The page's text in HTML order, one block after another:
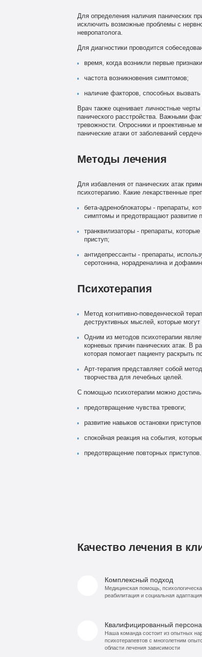
Для определения наличия панических
исключить возможные проблемы с
невропатолога.
Для диагностики проводится
время, когда возникли первые
частота возникновения симптомов;
наличие факторов, способных вызвать
Врач также оценивает личностные
панического расстройства. Важными
тревожности. Опросники и проективные
панические атаки от заболеваний
Методы лечения
Для избавления от панических атак
психотерапию. Какие лекарственные
бета-адреноблокаторы - препараты,
симптомы и предотвращают развитие
транквилизаторы - препараты,
приступ;
антидепрессанты - препараты,
серотонина, норадреналина и
Психотерапия
Метод когнитивно-поведенческой
деструктивных мыслей, которые могут
Одним из методов психотерапии
корневых причин панических атак. В
которая помогает пациенту раскрыть
Арт-терапия представляет собой
творчества для лечебных целей.
С помощью психотерапии можно
предотвращение чувства тревоги;
развитие навыков остановки
спокойная реакция на события,
предотвращение повторных приступов.
Качество лечения в
Комплексный подход
Медицинская помощь,
реабилитация и социальная адаптация
Квалифицированный
Наша команда состоит из опытных
психотерапевтов с многолетним
области лечения зависимости